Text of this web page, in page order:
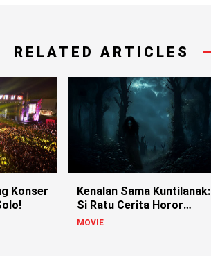
RELATED ARTICLES
Konser
Kenalan Sama Kuntilanak:
Si Ratu Cerita Horor
Indonesia!
MOVIE